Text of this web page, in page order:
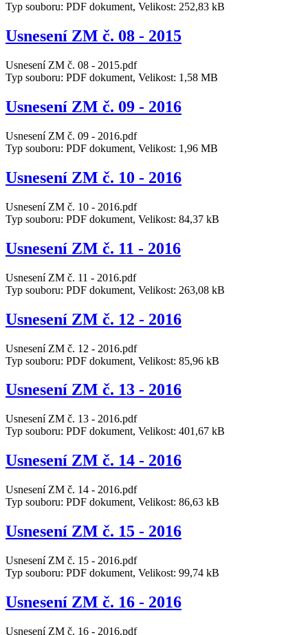
Typ souboru: PDF dokument, Velikost: 252,83 kB
Usnesení ZM č. 08 - 2015
Usnesení ZM č. 08 - 2015.pdf
Typ souboru: PDF dokument, Velikost: 1,58 MB
Usnesení ZM č. 09 - 2016
Usnesení ZM č. 09 - 2016.pdf
Typ souboru: PDF dokument, Velikost: 1,96 MB
Usnesení ZM č. 10 - 2016
Usnesení ZM č. 10 - 2016.pdf
Typ souboru: PDF dokument, Velikost: 84,37 kB
Usnesení ZM č. 11 - 2016
Usnesení ZM č. 11 - 2016.pdf
Typ souboru: PDF dokument, Velikost: 263,08 kB
Usnesení ZM č. 12 - 2016
Usnesení ZM č. 12 - 2016.pdf
Typ souboru: PDF dokument, Velikost: 85,96 kB
Usnesení ZM č. 13 - 2016
Usnesení ZM č. 13 - 2016.pdf
Typ souboru: PDF dokument, Velikost: 401,67 kB
Usnesení ZM č. 14 - 2016
Usnesení ZM č. 14 - 2016.pdf
Typ souboru: PDF dokument, Velikost: 86,63 kB
Usnesení ZM č. 15 - 2016
Usnesení ZM č. 15 - 2016.pdf
Typ souboru: PDF dokument, Velikost: 99,74 kB
Usnesení ZM č. 16 - 2016
Usnesení ZM č. 16 - 2016.pdf